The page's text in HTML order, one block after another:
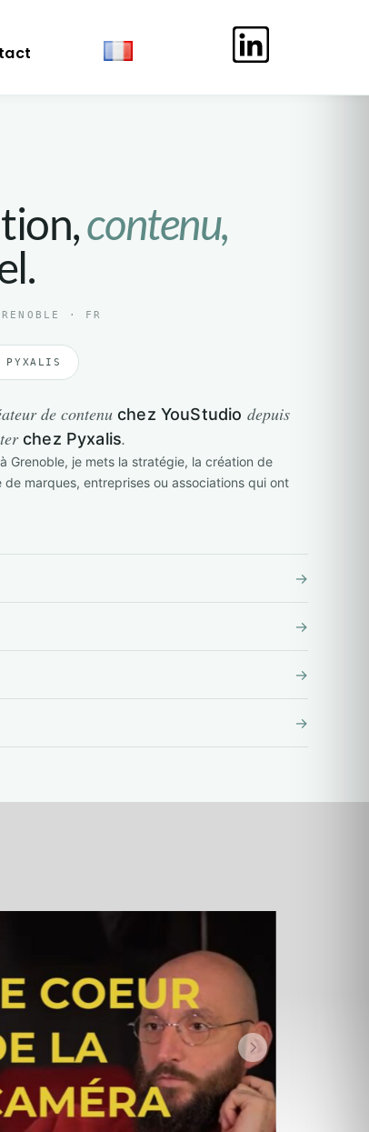
contenu,
· FR
PYXALIS
de contenu chez YouStudio depuis
chez Pyxalis.
Grenoble, je mets la stratégie, la création de
marques, entreprises ou associations qui ont
→
→
→
→